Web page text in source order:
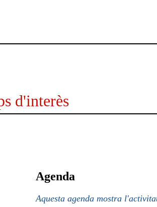
d'interès
Agenda
Aquesta agenda mostra